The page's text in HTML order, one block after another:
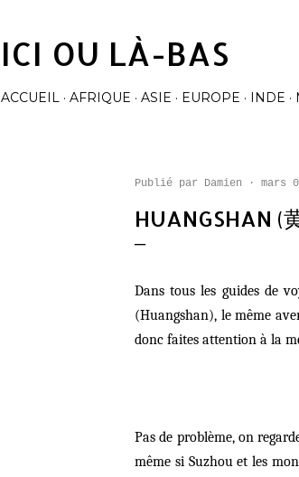
ICI OU LÀ-BAS
ACCUEIL AFRIQUE ASIE EUROPE INDE
Publié par Damien mars
HUANGSHAN (
Dans tous les guides de
(Huangshan), le même
donc faites attention à la
Pas de problème, on
même si Suzhou et les